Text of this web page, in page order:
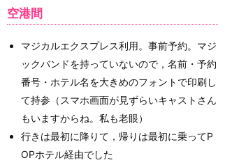
空港間
マジカルエクスプレス利用。事前予約。マジ
ックバンドを持っていないので，名前・予約
番号・ホテル名を大きめのフォントで印刷し
て持参（スマホ画面が見ずらいキャストさん
もいますからね。私も老眼）
行きは最初に降りて，帰りは最初に乗ってP
OPホテル経由でした